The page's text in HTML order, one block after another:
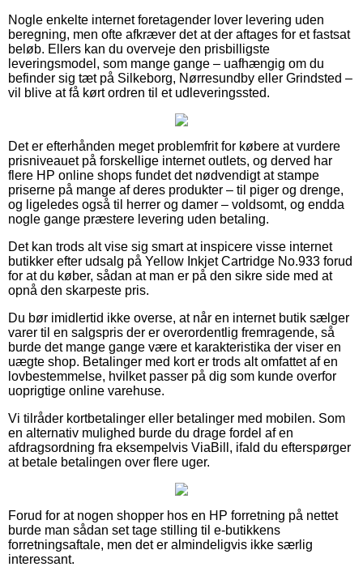
Nogle enkelte internet foretagender lover levering uden
beregning, men ofte afkræver det at der aftages for et fastsat
beløb. Ellers kan du overveje den prisbilligste
leveringsmodel, som mange gange – uafhængig om du
befinder sig tæt på Silkeborg, Nørresundby eller Grindsted –
vil blive at få kørt ordren til et udleveringssted.
Det er efterhånden meget problemfrit for købere at vurdere
prisniveauet på forskellige internet outlets, og derved har
flere HP online shops fundet det nødvendigt at stampe
priserne på mange af deres produkter – til piger og drenge,
og ligeledes også til herrer og damer – voldsomt, og endda
nogle gange præstere levering uden betaling.
Det kan trods alt vise sig smart at inspicere visse internet
butikker efter udsalg på Yellow Inkjet Cartridge No.933 forud
for at du køber, sådan at man er på den sikre side med at
opnå den skarpeste pris.
Du bør imidlertid ikke overse, at når en internet butik sælger
varer til en salgspris der er overordentlig fremragende, så
burde det mange gange være et karakteristika der viser en
uægte shop. Betalinger med kort er trods alt omfattet af en
lovbestemmelse, hvilket passer på dig som kunde overfor
uoprigtige online varehuse.
Vi tilråder kortbetalinger eller betalinger med mobilen. Som
en alternativ mulighed burde du drage fordel af en
afdragsordning fra eksempelvis ViaBill, ifald du efterspørger
at betale betalingen over flere uger.
Forud for at nogen shopper hos en HP forretning på nettet
burde man sådan set tage stilling til e-butikkens
forretningsaftale, men det er almindeligvis ikke særlig
interessant.